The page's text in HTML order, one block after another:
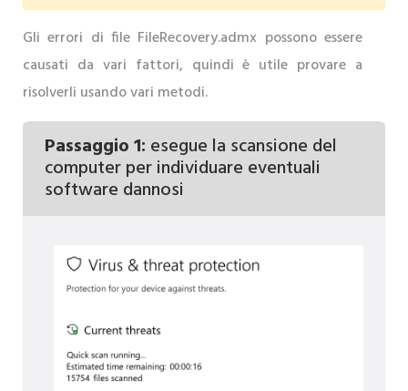
Gli errori di file FileRecovery.admx possono essere
causati da vari fattori, quindi è utile provare a
risolverli usando vari metodi.
Passaggio 1: esegue la scansione del
computer per individuare eventuali
software dannosi